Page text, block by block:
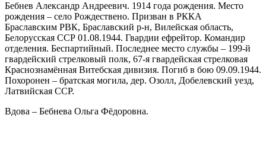
Бебнев Александр Андреевич. 1914 года рождения. Место
рождения – село Рождествено. Призван в РККА
Браславским РВК, Браславский р-н, Вилейская область,
Белорусская ССР 01.08.1944. Гвардии ефрейтор. Командир
отделения. Беспартийный. Последнее место службы – 199-й
гвардейский стрелковый полк, 67-я гвардейская стрелковая
Краснознамённая Витебская дивизия. Погиб в бою 09.09.1944.
Похоронен – братская могила, дер. Озолл, Добелевский уезд,
Латвийская ССР.
Вдова – Бебнева Ольга Фёдоровна.